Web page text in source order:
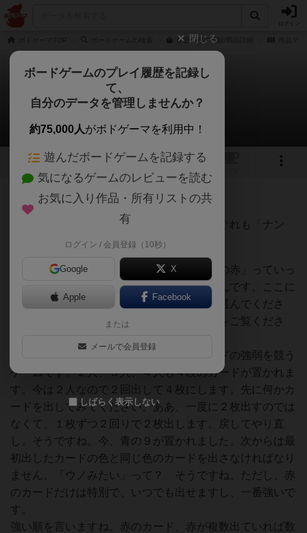
秘密の赤の通販/商品詳細
秘密の赤
いちごばさんのルール/インスト
5 1
52名 0名 0 2年以上前
会話しながらすぐ遊べるからといってくれぐれも「ナン
パ」に使わないでね
ちょっと時間いいですか？ これは「秘密の赤」っていっ
て、すぐにサクッと遊べるカードゲームなんです。ここに
２つの山札があります。＊注１ どちらか選んでくださ
い。右側のほうですね。手に取ってカードをご覧くださ
さて、このゲームは場に出した４枚のカードの強弱を競う
ゲームです。２人、３人、４人も４枚のカードが置かれま
す。今は２人なので２回出して４枚にします。先に何かカ
ードを出してみてください。ああ、一度に２枚出すのでは
なくて、１枚ずつ２回りで２枚出します。戻してやり直
し。そうですね。今、青の９が置かれました。次からは最
初出したカードの色と同じ色のカードを出さなければなり
ません。「ウノみたい」って？ そうですね。ただし、赤
のカードだけは特別で、いつでも出せますし、一番強いで
す。
強い順を言いますね。赤のカード、赤が複数出ていれば数
閉じる
ボードゲームのプレイ履歴を記録し
て、
自分のデータを管理しませんか？
約75,000人がボドゲーマを利用中！
遊んだボードゲームを記録する
気になるゲームのレビューを読む
お気に入り作品・所有リストの共
有
ログイン / 会員登録（10秒）
Google X
Apple Facebook
または
メールで会員登録
しばらく表示しない